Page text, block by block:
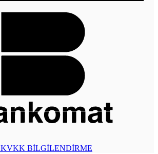
KVKK BİLGİLENDİRME